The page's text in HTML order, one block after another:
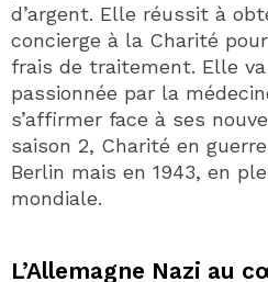
d’argent. Elle réussit à
concierge à la Charité
frais de traitement. Elle
passionnée par la
s’affirmer face à ses
saison 2, Charité en
Berlin mais en 1943, en
mondiale.
L’Allemagne Nazi au